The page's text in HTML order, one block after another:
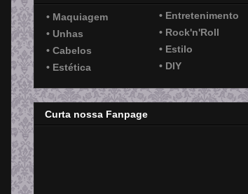
• Maquiagem
• Entretenimento
• Unhas
• Rock'n'Roll
• Cabelos
• Estilo
• Estética
• DIY
Curta nossa Fanpage